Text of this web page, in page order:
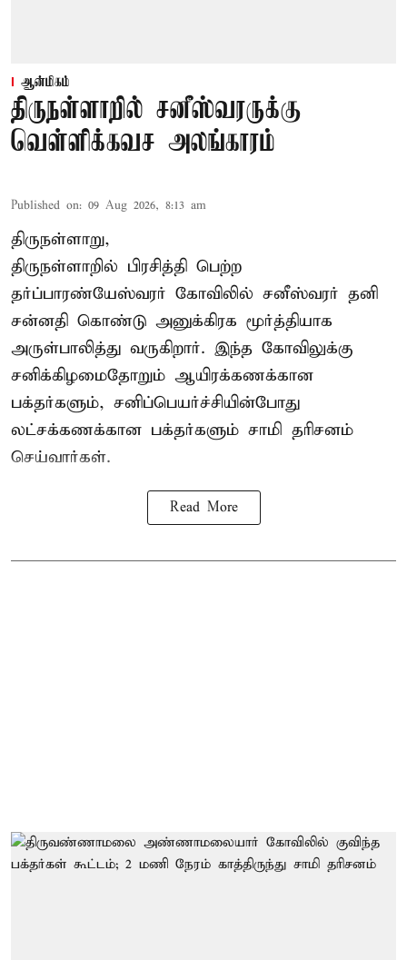
ஆன்மிகம்
திருநள்ளாறில் சனீஸ்வரருக்கு
வெள்ளிக்கவச அலங்காரம்
Published on: 09 Aug 2026, 8:13 am
திருநள்ளாறு,
திருநள்ளாறில் பிரசித்தி பெற்ற
தர்ப்பாரண்யேஸ்வரர் கோவிலில் சனீஸ்வரர் தனி
சன்னதி கொண்டு அனுக்கிரக மூர்த்தியாக
அருள்பாலித்து வருகிறார். இந்த கோவிலுக்கு
சனிக்கிழமைதோறும் ஆயிரக்கணக்கான
பக்தர்களும், சனிப்பெயர்ச்சியின்போது
லட்சக்கணக்கான பக்தர்களும் சாமி தரிசனம்
செய்வார்கள்.
Read More